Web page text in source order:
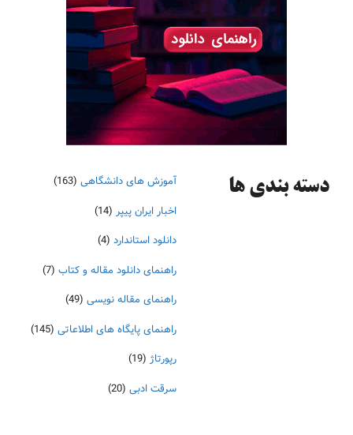
دسته‌ بندی ها آموزش های دانشگاهی (163)
اخبار ایران پیپر (14)
دانلود استاندارد (4)
راهنمای دانلود مقاله و کتاب (7)
راهنمای مقاله نویسی (49)
راهنمای پایگاه های اطلاعاتی (145)
رپورتاژ (19)
سرقت ادبی (20)